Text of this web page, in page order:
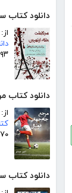
دانلود کتاب
از:
۹۳ صفحه
دانلود کتاب
از:
۷۰ صفحه
دانلود کتاب